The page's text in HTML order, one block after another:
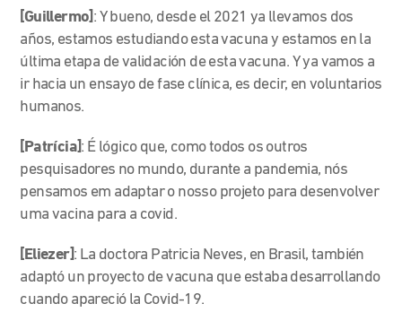
[Guillermo] : Y bueno, desde el 2021 ya llevamos dos
años, estamos estudiando esta vacuna y estamos en la
última etapa de validación de esta vacuna. Y ya vamos a
ir hacia un ensayo de fase clínica, es decir, en voluntarios
humanos.
[Patrícia]: É lógico que, como todos os outros
pesquisadores no mundo, durante a pandemia, nós
pensamos em adaptar o nosso projeto para desenvolver
uma vacina para a covid.
[Eliezer]: La doctora Patricia Neves, en Brasil, también
adaptó un proyecto de vacuna que estaba desarrollando
cuando apareció la Covid-19.